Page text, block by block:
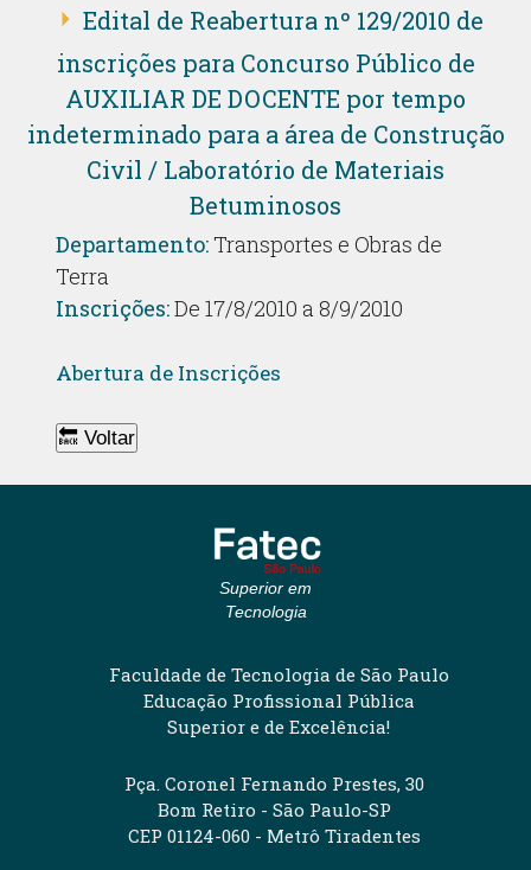
Edital de Reabertura nº 129/2010 de
inscrições para Concurso Público de
AUXILIAR DE DOCENTE por tempo
indeterminado para a área de Construção
Civil / Laboratório de Materiais
Betuminosos
Departamento:Transportes e Obras de
Terra
Inscrições:De 17/8/2010 a 8/9/2010
Abertura de Inscrições
🔙 Voltar
Superior em
Tecnologia
Faculdade de Tecnologia de São Paulo
Educação Profissional Pública
Superior e de Excelência!
Pça. Coronel Fernando Prestes, 30
Bom Retiro - São Paulo-SP
CEP 01124-060 - Metrô Tiradentes